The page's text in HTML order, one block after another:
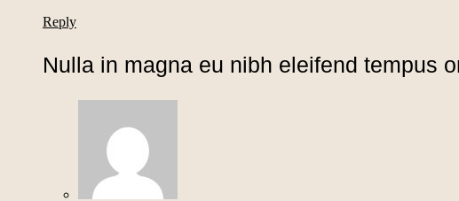
Reply
Nulla in magna eu nibh eleifend tempus